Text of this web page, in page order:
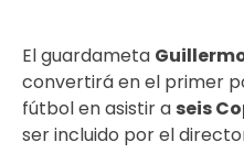
El guardameta
convertirá en el primer
fútbol en asistir a seis
ser incluido por el